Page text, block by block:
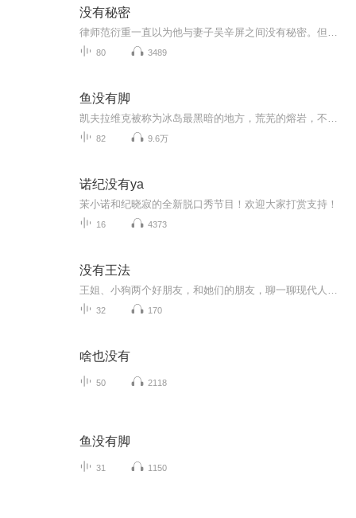
没有秘密
80 3489
鱼没有脚
82 9.6万
诺纪没有ya
茉小诺和纪晓寂的全新脱口秀节目！欢迎大家打赏支持！
16 4373
没有王法
32 170
啥也没有
50 2118
鱼没有脚
31 1150